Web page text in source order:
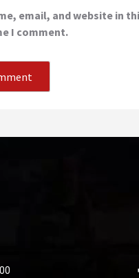
email, and website in
I comment.